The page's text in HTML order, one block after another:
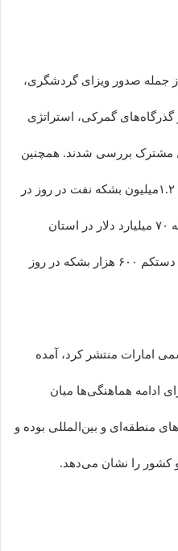
صدور ویزای گردشگری،
گمرکی، استراتژی
مشترک بررسی شدند. همچنین
ایجاد یک پالایشگاه جدید با گنجایش ۱.۲میلیون بشکه نفت در روز در
کنار مجتمع پتروشیمی با هزینه اولیه ۷۰ میلیارد دلار در استان
ماهاراشترا در غرب هند برای تولید دستکم ۶۰۰ هزار بشکه در روز
امارات منتشر کرد، آمده
ادامه هماهنگی‌ها میان
منطقه‌ای و بین‌المللی بوده و
کشور را نشان می‌دهد.